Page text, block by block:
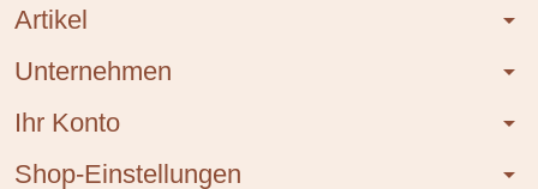
Artikel arrow_drop_down
Unternehmen arrow_drop_down
Ihr Konto arrow_drop_down
Shop-Einstellungen arrow_drop_down